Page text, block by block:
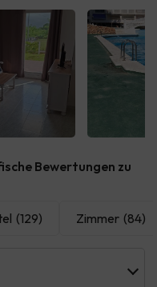
Bewertungen zu
(129) Zimmer (84)